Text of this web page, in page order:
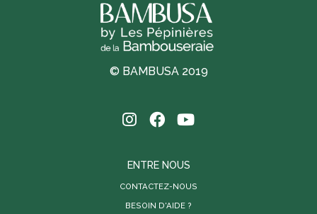
© BAMBUSA 2019
ENTRE NOUS
CONTACTEZ-NOUS
BESOIN D'AIDE ?